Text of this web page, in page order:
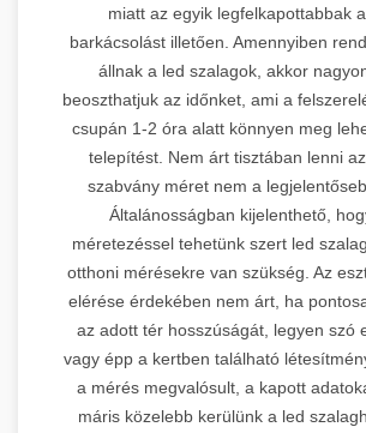
miatt az egyik legfelkapottabbak
barkácsolást illetően. Amennyiben
állnak a led szalagok, akkor
beoszthatjuk az időnket, ami a
csupán 1-2 óra alatt könnyen meg
telepítést. Nem árt tisztában lenni
szabvány méret nem a
Általánosságban kijelenthető,
méretezéssel tehetünk szert led
otthoni mérésekre van szükség. Az
elérése érdekében nem árt, ha
az adott tér hosszúságát, legyen szó
vagy épp a kertben található
a mérés megvalósult, a kapott
máris közelebb kerülünk a led